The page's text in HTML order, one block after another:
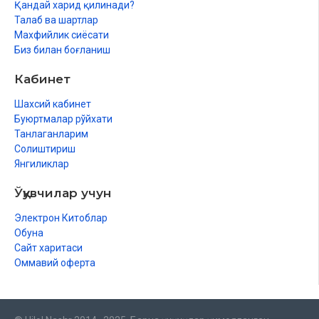
Кийим ҳаққында шәрий ҳүкимлер
Липасқа тийисли улыўма ҳүкимлер
Еркеклерге тән кийиниў әдеплери
Ҳаяллардың кийиниў әдеплери
Жеке азадалық әдеплери
Дене пәклиги әдеплери
Жол әдеплери
Транспорт кураллары әдеплери
Жолаўшының әдеплери
Уялы телефон әдеплери
Интернеттен пайдаланыў әдеплери
Қандай харид қилинади?
Талаб ва шартлар
Махфийлик сиёсати
Биз билан боғланиш
Кабинет
Шахсий кабинет
Буюртмалар рўйхати
Танлаганларим
Солиштириш
Янгиликлар
Ўқувчилар учун
Электрон Китоблар
Обуна
Сайт харитаси
Оммавий оферта